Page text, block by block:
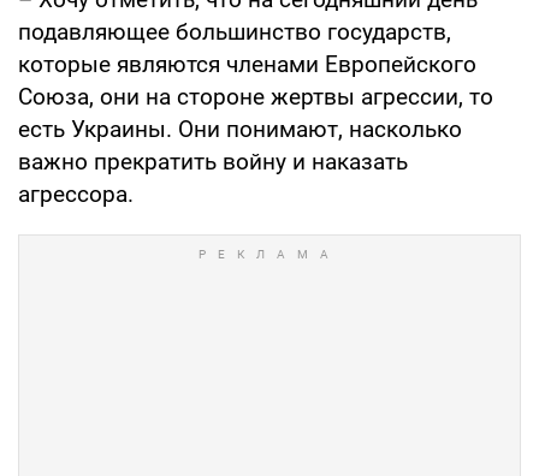
подавляющее большинство государств,
которые являются членами Европейского
Союза, они на стороне жертвы агрессии, то
есть Украины. Они понимают, насколько
важно прекратить войну и наказать
агрессора.